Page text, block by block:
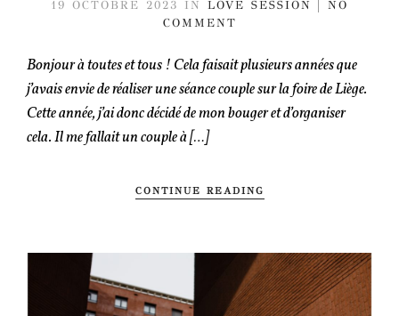
19 OCTOBRE 2023 IN LOVE SESSION
NO
COMMENT
Bonjour à toutes et tous ! Cela faisait plusieurs années que
j’avais envie de réaliser une séance couple sur la foire de Liège.
Cette année, j’ai donc décidé de mon bouger et d’organiser
cela. Il me fallait un couple à […]
CONTINUE READING